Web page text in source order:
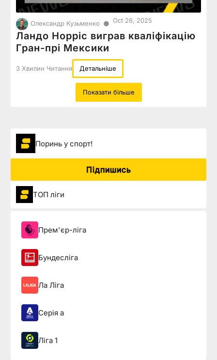
Олександр Кузьменко ● Oct 26, 2025
Ландо Норріс виграв кваліфікацію
Гран-прі Мексики
3 Хвилин Читання Детальніше
Показати більше
Поринь у спорт!
Підпишись
ТОП ліги
Прем'єр-ліга
Бундесліга
Ла Ліга
Серія а
Ліга 1